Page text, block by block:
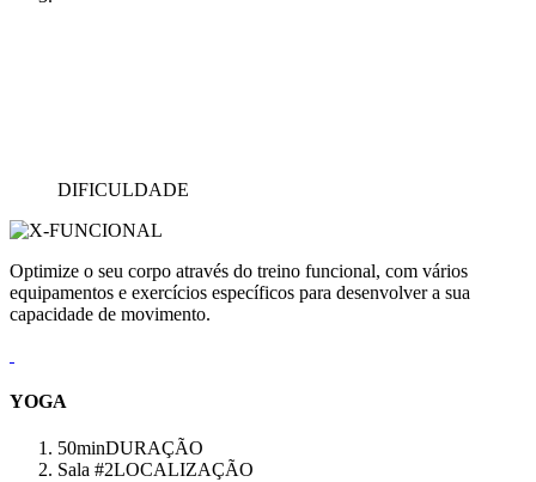
DIFICULDADE
Optimize o seu corpo através do treino funcional, com vários
equipamentos e exercícios específicos para desenvolver a sua
capacidade de movimento.
YOGA
50minDURAÇÃO
Sala #2LOCALIZAÇÃO